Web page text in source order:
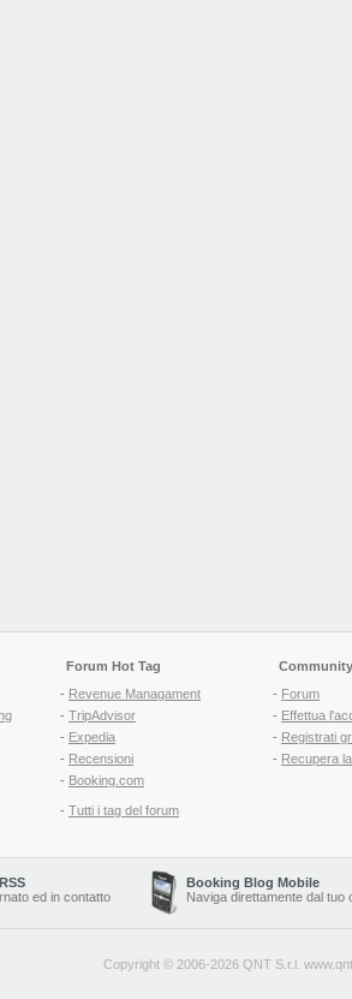
Forum Hot Tag
- Revenue Managament
- TripAdvisor
- Expedia
- Recensioni
- Booking.com
- Tutti i tag del forum
Community
- Forum
- Effettua
- Registrati
- Recupera
ed in contatto
Booking Blog Mobile
Naviga direttamente dal tuo
Copyright © 2006-2026 QNT S.r.l.